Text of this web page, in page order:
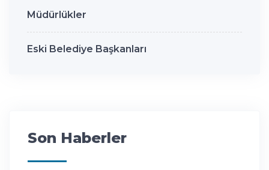
Müdürlükler
Eski Belediye Başkanları
Son Haberler